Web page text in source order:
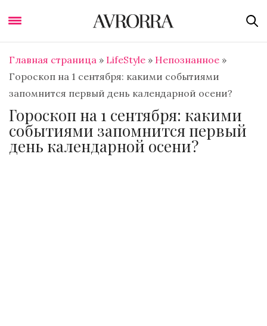
Главная страница » LifeStyle » Непознанное »
Гороскоп на 1 сентября: какими событиями
запомнится первый день календарной осени?
Гороскоп на 1 сентября: какими
событиями запомнится первый
день календарной осени?